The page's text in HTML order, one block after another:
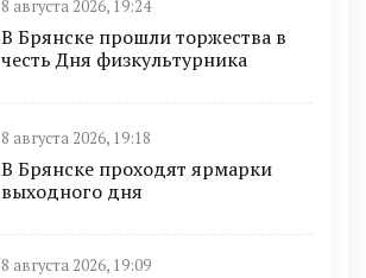
8 августа 2026, 19:24
В Брянске прошли торжества в
честь Дня физкультурника
8 августа 2026, 19:18
В Брянске проходят ярмарки
выходного дня
8 августа 2026, 19:09